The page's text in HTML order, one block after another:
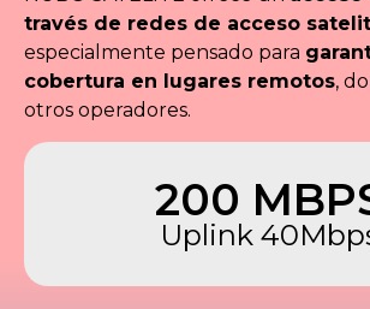
través de redes de acceso
especialmente pensado para
cobertura en lugares remotos,
otros operadores.
200
Uplink